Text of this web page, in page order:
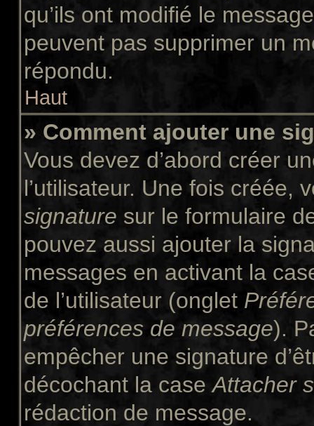
qu’ils ont modifié le
peuvent pas supprimer un
répondu.
Haut
» Comment ajouter une
Vous devez d’abord créer
l’utilisateur. Une fois créée,
signature sur le formulaire
pouvez aussi ajouter la
messages en activant la
de l’utilisateur (onglet
préférences de message).
empêcher une signature
décochant la caseAttacher
rédaction de message.